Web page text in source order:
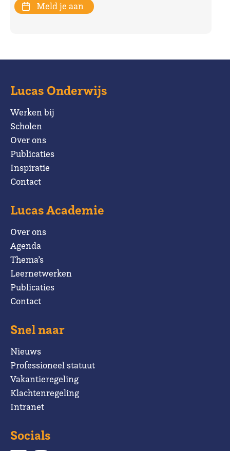
Meld je aan
Lucas Onderwijs
Werken bij
Scholen
Over ons
Publicaties
Inspiratie
Contact
Lucas Academie
Over ons
Agenda
Thema’s
Leernetwerken
Publicaties
Contact
Snel naar
Nieuws
Professioneel statuut
Vakantieregeling
Klachtenregeling
Intranet
Socials